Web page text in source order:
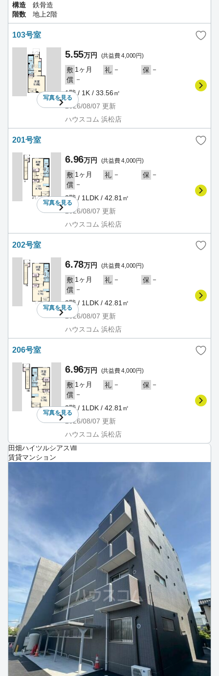
構造
鉄骨造
階数
地上2階
103号室
写真を見る
5.55万円 (共益費 4,000円)
敷 1ヶ月 礼 － 保 －
償 －
1階 / 1K / 33.56㎡
2026/08/07 更新
ハウスコム 浜松店
201号室
写真を見る
6.96万円 (共益費 4,000円)
敷 1ヶ月 礼 － 保 －
償 －
2階 / 1LDK / 42.81㎡
2026/08/07 更新
ハウスコム 浜松店
202号室
写真を見る
6.78万円 (共益費 4,000円)
敷 1ヶ月 礼 － 保 －
償 －
2階 / 1LDK / 42.81㎡
2026/08/07 更新
ハウスコム 浜松店
206号室
写真を見る
6.96万円 (共益費 4,000円)
敷 1ヶ月 礼 － 保 －
償 －
2階 / 1LDK / 42.81㎡
2026/08/07 更新
ハウスコム 浜松店
田畑ハイツルシアスⅧ
賃貸マンション